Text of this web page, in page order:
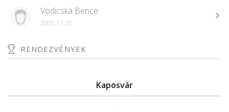
Vodicska Bence
2000.11.25
RENDEZVÉNYEK
Kaposvár
.